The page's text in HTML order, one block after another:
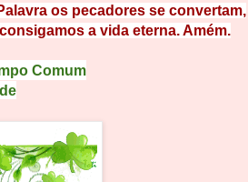
os pecadores se convertam,
consigamos a vida eterna. Amém.
Comum